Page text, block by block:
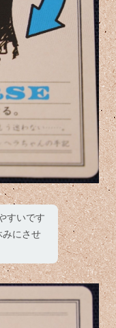
すいです
みにさせ